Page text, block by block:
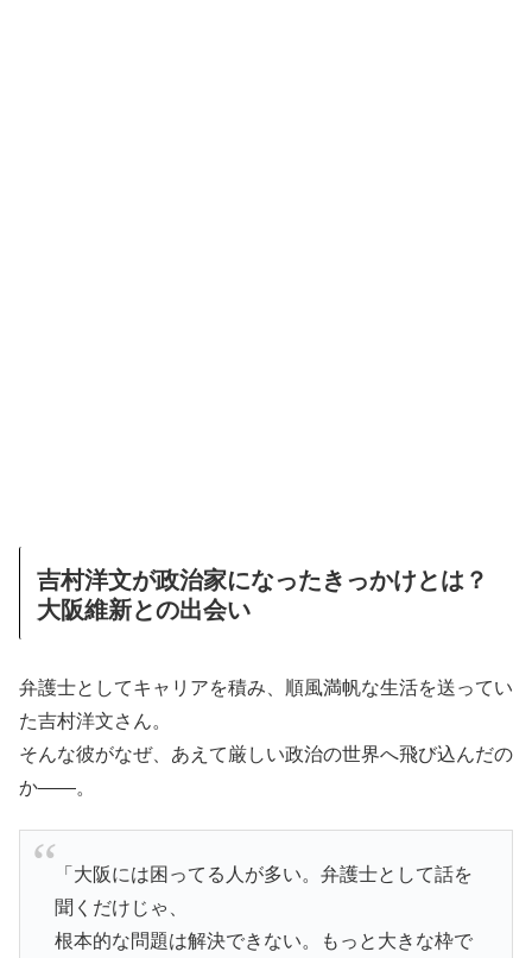
吉村洋文が政治家になったきっかけとは？
大阪維新との出会い
弁護士としてキャリアを積み、順風満帆な生活を送ってい
た吉村洋文さん。
そんな彼がなぜ、あえて厳しい政治の世界へ飛び込んだの
か――。
「大阪には困ってる人が多い。弁護士として話を
聞くだけじゃ、
根本的な問題は解決できない。もっと大きな枠で